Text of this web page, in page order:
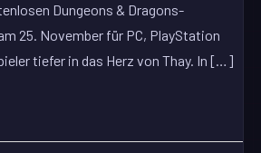
Dungeons & Dragons-
25. November für PC, PlayStation
tiefer in das Herz von Thay. In […]